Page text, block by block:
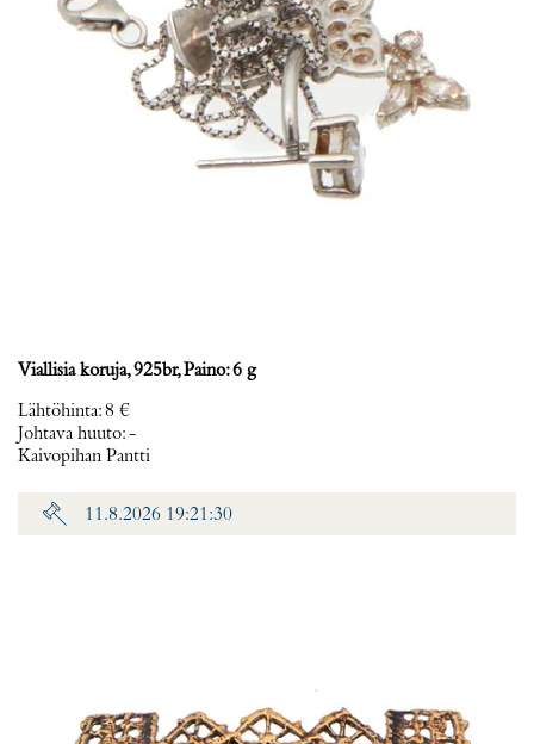
Viallisia koruja, 925br, Paino: 6 g
Lähtöhinta:8 €
Johtava huuto:-
Kaivopihan Pantti
11.8.2026 19:21:30